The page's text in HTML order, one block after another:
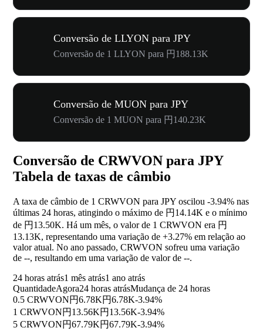
Conversão de LLYON para JPY
Conversão de 1 LLYON para 円188.13K
Conversão de MUON para JPY
Conversão de 1 MUON para 円140.23K
Conversão de CRWVON para JPY
Tabela de taxas de câmbio
A taxa de câmbio de 1 CRWVON para JPY oscilou -3.94% nas
últimas 24 horas, atingindo o máximo de 円14.14K e o mínimo
de 円13.50K. Há um mês, o valor de 1 CRWVON era 円
13.13K, representando uma variação de +3.27% em relação ao
valor atual. No ano passado, CRWVON sofreu uma variação
de --, resultando em uma variação de valor de --.
24 horas atrás1 mês atrás1 ano atrás
QuantidadeAgora24 horas atrásMudança de 24 horas
0.5 CRWVON円6.78K円6.78K-3.94%
1 CRWVON円13.56K円13.56K-3.94%
5 CRWVON円67.79K円67.79K-3.94%